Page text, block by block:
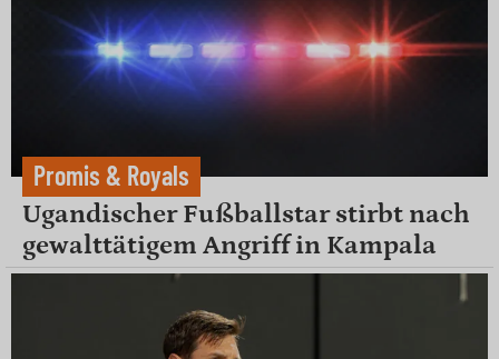
Promis & Royals
Ugandischer Fußballstar stirbt nach
gewalttätigem Angriff in Kampala